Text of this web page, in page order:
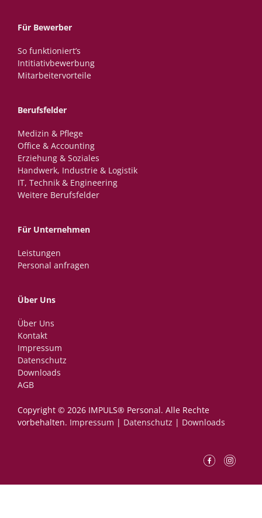
Für Bewerber
So funktioniert’s
Intitiativbewerbung
Mitarbeitervorteile
Berufsfelder
Medizin & Pflege
Office & Accounting
Erziehung & Soziales
Handwerk, Industrie & Logistik
IT, Technik & Engineering
Weitere Berufsfelder
Für Unternehmen
Leistungen
Personal anfragen
Über Uns
Über Uns
Kontakt
Impressum
Datenschutz
Downloads
AGB
Copyright © 2026 IMPULS® Personal.­ ­Alle Rechte
vorbehalten. Impressum | Datenschutz | Downloads